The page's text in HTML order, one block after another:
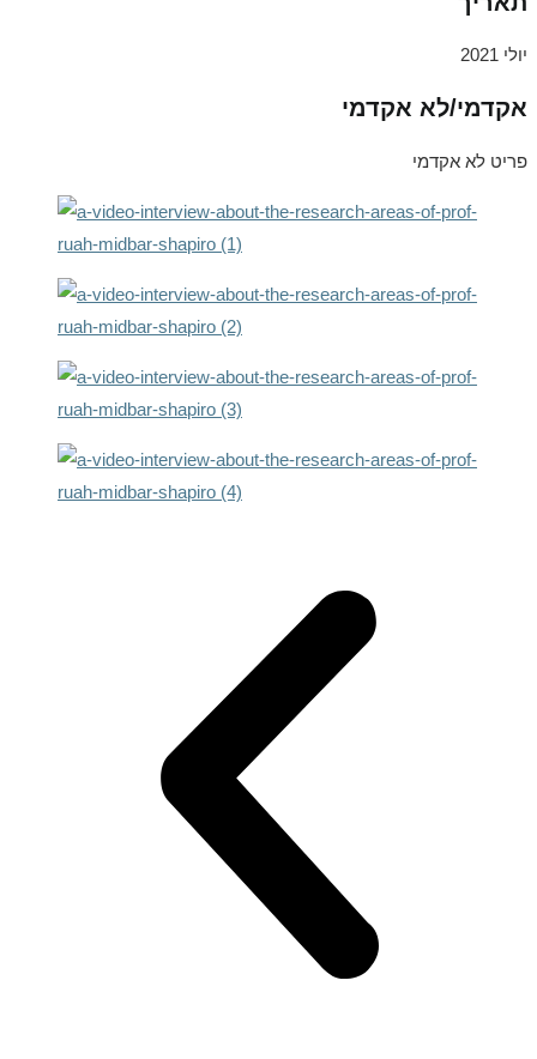
יולי 2021
אקדמי/לא אקדמי
פריט לא אקדמי